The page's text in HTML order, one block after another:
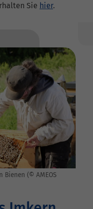
Sie hier.
Bienen (© AMEOS